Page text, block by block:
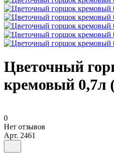
Цветочный
кремовый 0,7л
0
Нет отзывов
Арт. 2461